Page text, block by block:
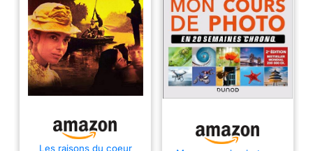
Les raisons du coeur